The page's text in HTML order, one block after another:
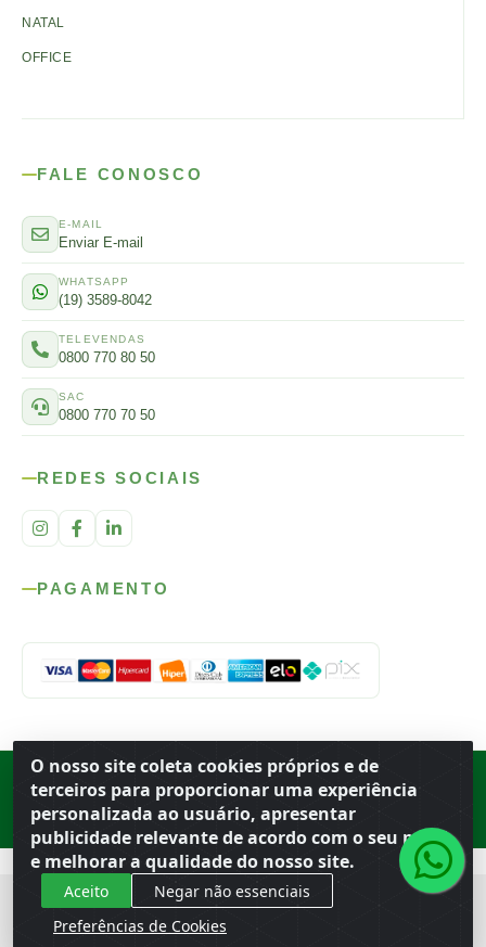
O nosso site coleta cookies próprios e de
terceiros para proporcionar uma experiência
personalizada ao usuário, apresentar
publicidade relevante de acordo com o seu perfil
e melhorar a qualidade do nosso site.
Aceito
Negar não essenciais
Preferências de Cookies
NATAL
OFFICE
FALE CONOSCO
E-MAIL
Enviar E-mail
WHATSAPP
(19) 3589-8042
TELEVENDAS
0800 770 80 50
SAC
0800 770 70 50
REDES SOCIAIS
PAGAMENTO
Rod. SP-215, s/n, km 98 — Área Rural Porto Ferreira ·BR
· CEP
· CNPJ 56.679.863/0001-91
© 2026 Atacado Ideal